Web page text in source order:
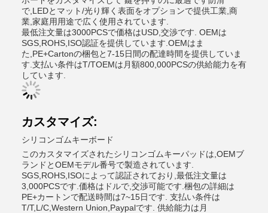
で,LEDとマット/光り輝く表面をオプションで提供工業,商
業,家庭用用途で広く使用されています.
最低注文量は3000PCSで価格はUSD,交渉です. OEMは
SGS,ROHS,ISO認証を提供しています.OEMはま
た,PE+Cartonの梱包と7-15日間の配達時間を提供していま
す.支払い条件はT/TOEMは月額800,000PCSの供給能力を有
しています.
カスタマイズ:
シリコンゴムキーボード
このカスタマイズされたシリコンゴムキーパッドは,OEMブ
ランドとOEMモデル番号で製造されています.
SGS,ROHS,ISOによって認証されており,最低注文量は
3,000PCSです.価格はドルで,交渉可能です.梱包の詳細は
PE+カートンで配送時間は7~15日です. 支払い条件は
T/T,L/C,Western Union,Paypalです. 供給能力は月